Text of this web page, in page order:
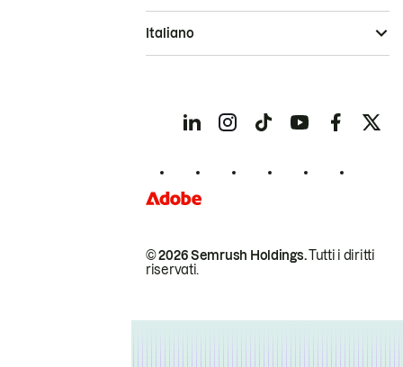
© 2026 Semrush Holdings.Tutti i diritti
riservati.
Italiano